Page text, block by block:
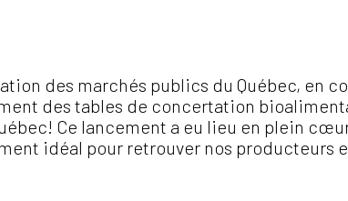
des marchés publics du Québec, en
des tables de concertation
Ce lancement a eu lieu en plein
idéal pour retrouver nos